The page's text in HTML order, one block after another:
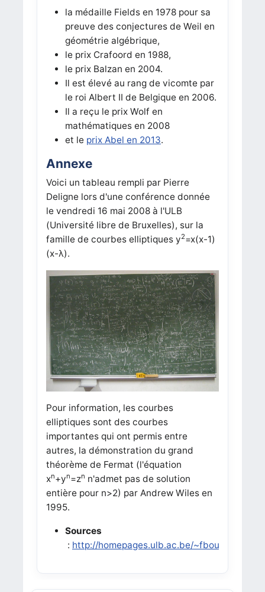
la médaille Fields en 1978 pour sa
preuve des conjectures de Weil en
géométrie algébrique,
le prix Crafoord en 1988,
le prix Balzan en 2004.
Il est élevé au rang de vicomte par
le roi Albert II de Belgique en 2006.
Il a reçu le prix Wolf en
mathématiques en 2008
et le prix Abel en 2013.
Annexe
Voici un tableau rempli par Pierre
Deligne lors d'une conférence donnée
le vendredi 16 mai 2008 à l'ULB
(Université libre de Bruxelles), sur la
famille de courbes elliptiques y2=x(x-1)
(x-λ).
Pour information, les courbes
elliptiques sont des courbes
importantes qui ont permis entre
autres, la démonstration du grand
théorème de Fermat (l'équation
xn+yn=zn n'admet pas de solution
entière pour n>2) par Andrew Wiles en
1995.
Sources
: http://homepages.ulb.ac.be/~fbourgeo/